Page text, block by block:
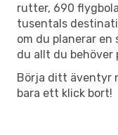
rutter, 690
tusentals
om du planerar en
du allt du behöver
Börja ditt äventyr
bara ett klick bort!